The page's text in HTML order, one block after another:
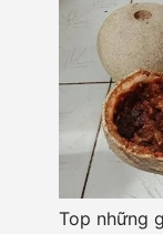
Top những